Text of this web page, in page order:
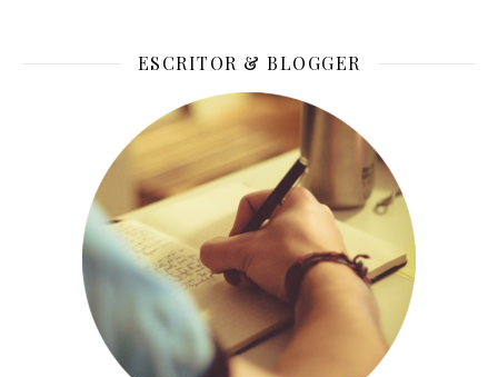
ESCRITOR & BLOGGER